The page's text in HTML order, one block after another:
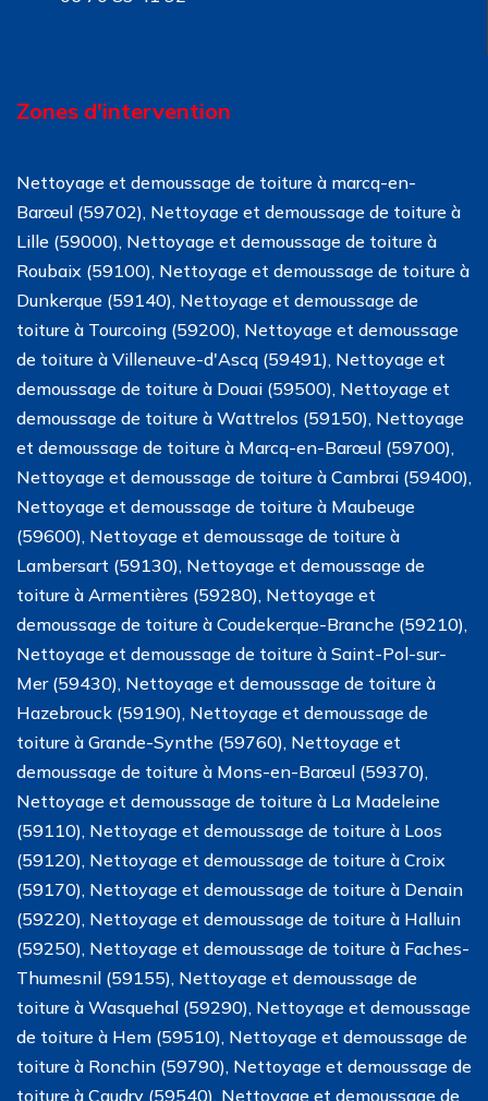
Zones d'intervention
Nettoyage et demoussage de toiture à marcq-en-
Barœul (59702), Nettoyage et demoussage de toiture à
Lille (59000), Nettoyage et demoussage de toiture à
Roubaix (59100), Nettoyage et demoussage de toiture à
Dunkerque (59140), Nettoyage et demoussage de
toiture à Tourcoing (59200), Nettoyage et demoussage
de toiture à Villeneuve-d'Ascq (59491), Nettoyage et
demoussage de toiture à Douai (59500), Nettoyage et
demoussage de toiture à Wattrelos (59150), Nettoyage
et demoussage de toiture à Marcq-en-Barœul (59700),
Nettoyage et demoussage de toiture à Cambrai (59400),
Nettoyage et demoussage de toiture à Maubeuge
(59600), Nettoyage et demoussage de toiture à
Lambersart (59130), Nettoyage et demoussage de
toiture à Armentières (59280), Nettoyage et
demoussage de toiture à Coudekerque-Branche (59210),
Nettoyage et demoussage de toiture à Saint-Pol-sur-
Mer (59430), Nettoyage et demoussage de toiture à
Hazebrouck (59190), Nettoyage et demoussage de
toiture à Grande-Synthe (59760), Nettoyage et
demoussage de toiture à Mons-en-Barœul (59370),
Nettoyage et demoussage de toiture à La Madeleine
(59110), Nettoyage et demoussage de toiture à Loos
(59120), Nettoyage et demoussage de toiture à Croix
(59170), Nettoyage et demoussage de toiture à Denain
(59220), Nettoyage et demoussage de toiture à Halluin
(59250), Nettoyage et demoussage de toiture à Faches-
Thumesnil (59155), Nettoyage et demoussage de
toiture à Wasquehal (59290), Nettoyage et demoussage
de toiture à Hem (59510), Nettoyage et demoussage de
toiture à Ronchin (59790), Nettoyage et demoussage de
toiture à Caudry (59540), Nettoyage et demoussage de